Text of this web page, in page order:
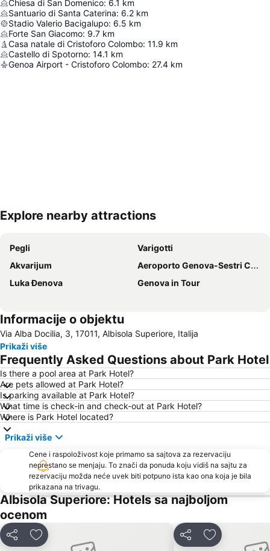
Chiesa di San Domenico: 6.1 km
Santuario di Santa Caterina: 6.2 km
Stadio Valerio Bacigalupo: 6.5 km
Forte San Giacomo: 9.7 km
Casa natale di Cristoforo Colombo: 11.9 km
Castello di Spotorno: 14.1 km
Genoa Airport - Cristoforo Colombo: 27.4 km
Explore nearby attractions
Pegli
Varigotti
Akvarijum
Aeroporto Genova-Sestri Cristoforo Colombo
Luka Đenova
Genova in Tour
Informacije o objektu
Via Alba Docilia, 3, 17011, Albisola Superiore, Italija
Prikaži više
Frequently Asked Questions about Park Hotel
Is there a pool area at Park Hotel?
Are pets allowed at Park Hotel?
Is parking available at Park Hotel?
What time is check-in and check-out at Park Hotel?
Where is Park Hotel located?
Prikaži više
Cene i raspoloživost koje primamo sa sajtova za rezervaciju
neprestano se menjaju. To znači da ponuda koju vidiš na sajtu za
rezervaciju možda neće uvek biti potpuno ista kao ona koja je bila
prikazana na trivagu.
Albisola Superiore: Hotels sa najboljom
ocenom
Deli Dodati u favorite Deli Dodati u